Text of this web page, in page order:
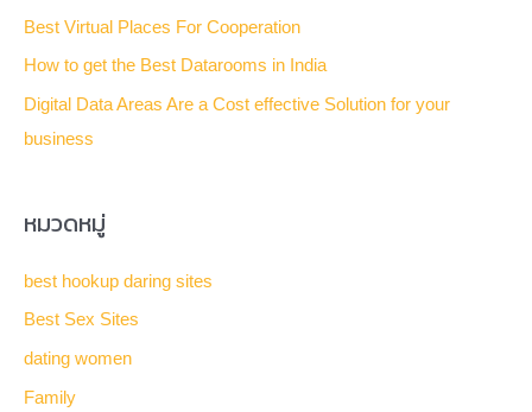
r
:
Best Virtual Places For Cooperation
How to get the Best Datarooms in India
Digital Data Areas Are a Cost effective Solution for your
business
หมวดหมู่
best hookup daring sites
Best Sex Sites
dating women
Family